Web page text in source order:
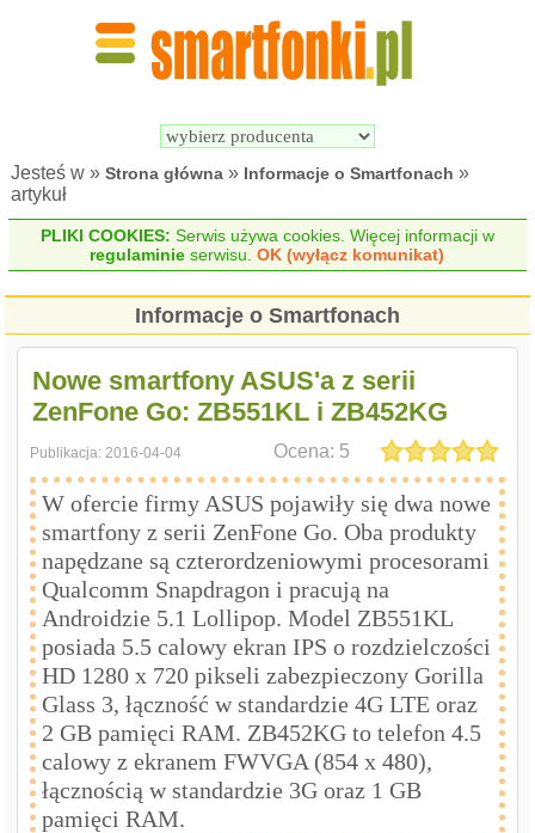
Jesteś w »Strona główna » Informacje o Smartfonach »
artykuł
PLIKI COOKIES: Serwis używa cookies. Więcej informacji w
regulaminie serwisu.OK (wyłącz komunikat)
Informacje o Smartfonach
Nowe smartfony ASUS'a z serii
ZenFone Go: ZB551KL i ZB452KG
Publikacja:2016-04-04 Ocena: 5
W ofercie firmy ASUS pojawiły się dwa nowe
smartfony z serii ZenFone Go. Oba produkty
napędzane są czterordzeniowymi procesorami
Qualcomm Snapdragon i pracują na
Androidzie 5.1 Lollipop. Model ZB551KL
posiada 5.5 calowy ekran IPS o rozdzielczości
HD 1280 x 720 pikseli zabezpieczony Gorilla
Glass 3, łączność w standardzie 4G LTE oraz
2 GB pamięci RAM. ZB452KG to telefon 4.5
calowy z ekranem FWVGA (854 x 480),
łącznością w standardzie 3G oraz 1 GB
pamięci RAM.